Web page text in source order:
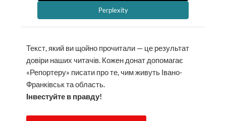
Perplexity
Текст, який ви щойно прочитали — це результат
довіри наших читачів. Кожен донат допомагає
«Репортеру» писати про те, чим живуть Івано-
Франківськ та область.
Інвестуйте в правду!